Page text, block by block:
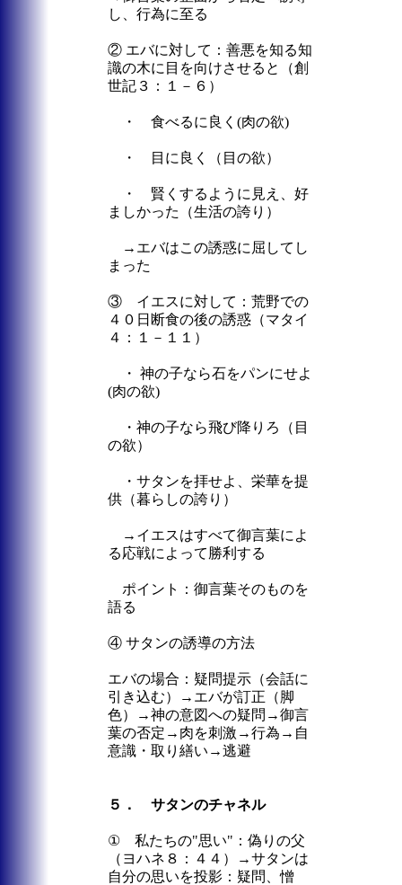
し、行為に至る
② エバに対して：善悪を知る知
識の木に目を向けさせると（創
世記３：１－６）
・ 食べるに良く(肉の欲)
・ 目に良く（目の欲）
・ 賢くするように見え、好
ましかった（生活の誇り）
→エバはこの誘惑に屈してし
まった
③ イエスに対して：荒野での
４０日断食の後の誘惑（マタイ
４：１－１１）
・ 神の子なら石をパンにせよ
(肉の欲)
・神の子なら飛び降りろ（目
の欲）
・サタンを拝せよ、栄華を提
供（暮らしの誇り）
→イエスはすべて御言葉によ
る応戦によって勝利する
ポイント：御言葉そのものを
語る
④ サタンの誘導の方法
エバの場合：疑問提示（会話に
引き込む）→エバが訂正（脚
色）→神の意図への疑問→御言
葉の否定→肉を刺激→行為→自
意識・取り繕い→逃避
５． サタンのチャネル
① 私たちの"思い"：偽りの父
（ヨハネ８：４４）→サタンは
自分の思いを投影：疑問、憎